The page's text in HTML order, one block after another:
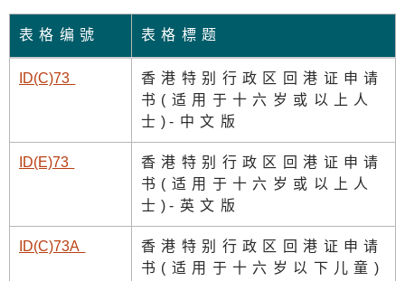
表格编號 表格標题
ID(C)73
香港特别行政区回港证申请
书(适用于十六岁或以上人
士)-中文版
ID(E)73
香港特别行政区回港证申请
书(适用于十六岁或以上人
士)-英文版
ID(C)73A
香港特别行政区回港证申请
书(适用于十六岁以下儿童 )